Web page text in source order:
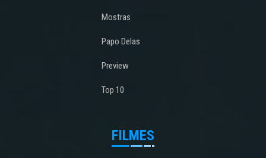
Mostras
Papo Delas
Preview
Top 10
FILMES